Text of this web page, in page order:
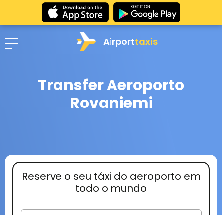
Airporttaxis
Transfer Aeroporto
Rovaniemi
Reserve o seu táxi do aeroporto em
todo o mundo